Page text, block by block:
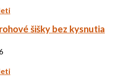
šišky bez kysnutia